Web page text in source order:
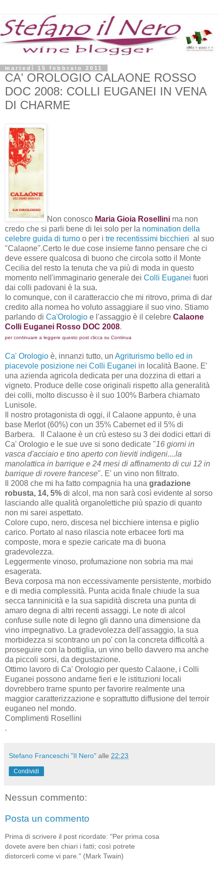
martedì 15 febbraio 2011
CA' OROLOGIO CALAONE ROSSO
DOC 2008: COLLI EUGANEI IN VENA
DI CHARME
Non conosco Maria Gioia Rosellini ma non
credo che si parli bene di lei solo per la nomination della
celebre guida di turno o per i tre recentissimi bicchieri al suo
"Calaone".Certo le due cose insieme fanno pensare che ci
deve essere qualcosa di buono che circola sotto il Monte
Cecilia del resto la tenuta che va più di moda in questo
momento nell'immaginario generale dei Colli Euganei fuori
dai colli padovani è la sua.
Io comunque, con il caratteraccio che mi ritrovo, prima di dar
credito alla nomea ho voluto assaggiare il suo vino. Stiamo
parlando di Ca'Orologio e l'assaggio è il celebre Calaone
Colli Euganei Rosso DOC 2008.
per continuare a leggere questo post clicca su Continua
Ca' Orologio è, innanzi tutto, un Agriturismo bello ed in
piacevole posizione nei Colli Euganei in località Baone. E'
una azienda agricola dedicata per una dozzina di ettari a
vigneto. Produce delle cose originali rispetto alla generalità
dei colli, molto discusso è il suo 100% Barbera chiamato
Lunisole.
Il nostro protagonista di oggi, il Calaone appunto, è una
base Merlot (60%) con un 35% Cabernet ed il 5% di
Barbera. Il Calaone è un crù esteso su 3 dei dodici ettari di
Ca' Orologio e le sue uve si sono dedicate "16 giorni in
vasca d'acciaio e tino aperto con lieviti indigeni....la
manolattica in barrique e 24 mesi di affinamento di cui 12 in
barrique di rovere francese". E' un vino non filtrato.
Il 2008 che mi ha fatto compagnia ha una gradazione
robusta, 14, 5% di alcol, ma non sarà così evidente al sorso
lasciando alle qualità organolettiche più spazio di quanto
non mi sarei aspettato.
Colore cupo, nero, discesa nel bicchiere intensa e piglio
carico. Portato al naso rilascia note erbacee forti ma
composte, mora e spezie caricate ma di buona
gradevolezza.
Leggermente vinoso, profumazione non sobria ma mai
esagerata.
Beva corposa ma non eccessivamente persistente, morbido
e di media complessità. Punta acida finale chiude la sua
secca tanninicità e la sua sapidità discreta una punta di
amaro degna di altri recenti assaggi. Le note di alcol
confuse sulle note di legno gli danno una dimensione da
vino impegnativo. La gradevolezza dell'assaggio, la sua
morbidezza si scontrano un po' con la concreta difficoltà a
proseguire con la bottiglia, un vino bello davvero ma anche
da piccoli sorsi, da degustazione.
Ottimo lavoro di Ca' Orologio per questo Calaone, i Colli
Euganei possono andarne fieri e le istituzioni locali
dovrebbero trarne spunto per favorire realmente una
maggior caratterizzazione e soprattutto diffusione del terroir
euganeo nel mondo.
Complimenti Rosellini
.
Stefano Franceschi "Il Nero" alle 22:23
Condividi
Nessun commento:
Posta un commento
Prima di scrivere il post ricordate: "Per prima cosa
dovete avere ben chiari i fatti; così potrete
distorcerli come vi pare." (Mark Twain)